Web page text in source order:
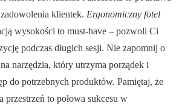
klientek. Ergonomiczny fotel
wysokości to must-have – pozwoli Ci
podczas długich sesji. Nie zapomnij o
narzędzia, który utrzyma porządek i
do potrzebnych produktów. Pamiętaj, że
przestrzeń to połowa sukcesu w